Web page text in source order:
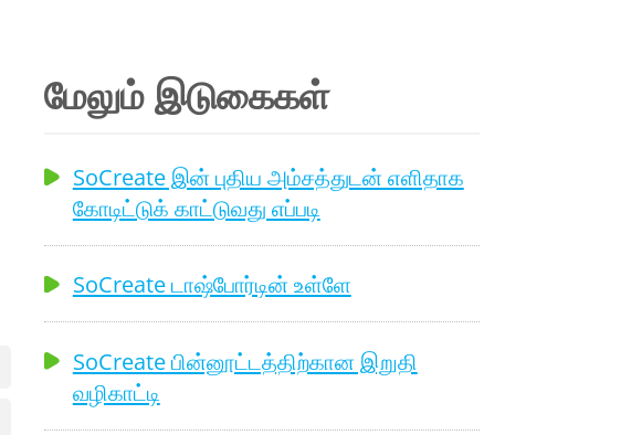
மேலும் இடுகைகள்
SoCreate இன் புதிய அம்சத்துடன் எளிதாக
கோடிட்டுக் காட்டுவது எப்படி
SoCreate டாஷ்போர்டின் உள்ளே
SoCreate பின்னூட்டத்திற்கான இறுதி
வழிகாட்டி